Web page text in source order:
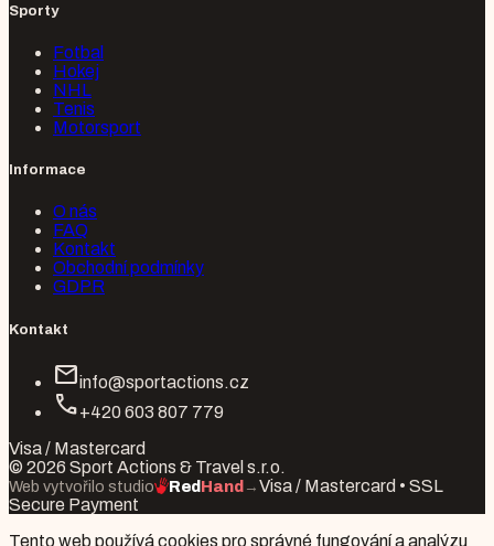
Sporty
Fotbal
Hokej
NHL
Tenis
Motorsport
Informace
O nás
FAQ
Kontakt
Obchodní podmínky
GDPR
Kontakt
mailinfo@sportactions.cz
call+420 603 807 779
Visa / Mastercard
© 2026 Sport Actions & Travel s.r.o.
Web vytvořilo studio Red Hand →Visa / Mastercard • SSL
Secure Payment
Tento web používá cookies pro správné fungování a analýzu